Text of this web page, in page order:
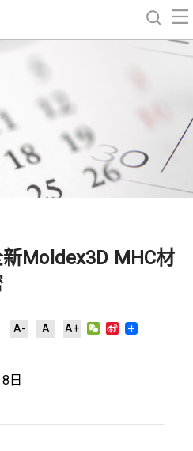
新Moldex3D MHC材
A- A A+ WeChat
Sina
日